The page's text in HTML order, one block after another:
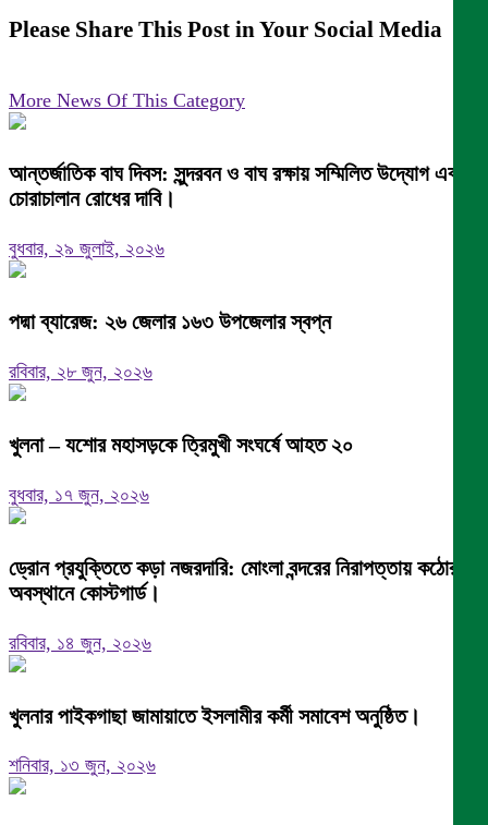
Please Share This Post in Your Social Media
More News Of This Category
আন্তর্জাতিক বাঘ দিবস: সুন্দরবন ও বাঘ রক্ষায় সম্মিলিত উদ্যোগ এবং
চোরাচালান রোধের দাবি।
বুধবার, ২৯ জুলাই, ২০২৬
পদ্মা ব্যারেজ: ২৬ জেলার ১৬৩ উপজেলার স্বপ্ন
রবিবার, ২৮ জুন, ২০২৬
খুলনা – যশোর মহাসড়কে ত্রিমুখী সংঘর্ষে আহত ২০
বুধবার, ১৭ জুন, ২০২৬
ড্রোন প্রযুক্তিতে কড়া নজরদারি: মোংলা বন্দরের নিরাপত্তায় কঠোর
অবস্থানে কোস্টগার্ড।
রবিবার, ১৪ জুন, ২০২৬
খুলনার পাইকগাছা জামায়াতে ইসলামীর কর্মী সমাবেশ অনুষ্ঠিত।
শনিবার, ১৩ জুন, ২০২৬